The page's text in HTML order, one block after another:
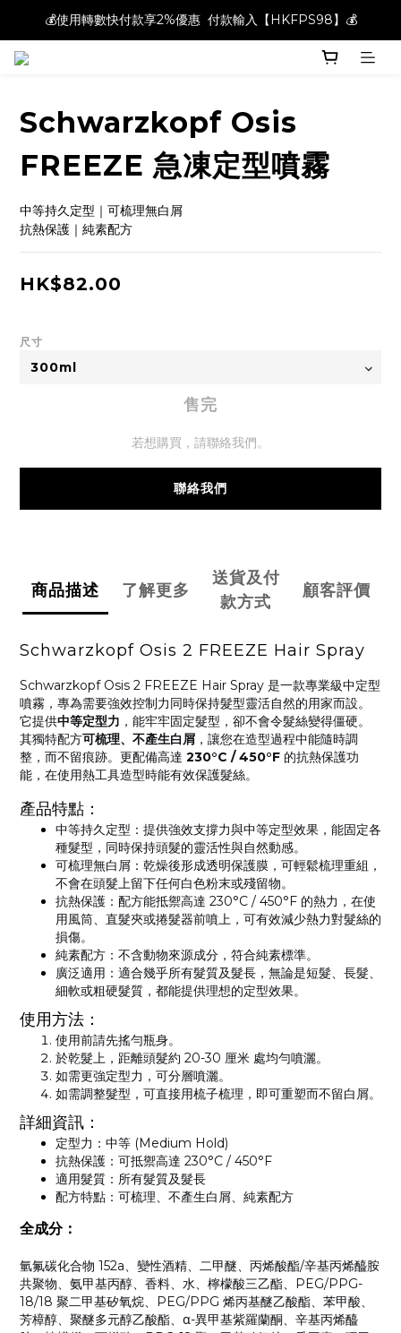
💰使用轉數快付款享2%優惠  付款輸入【HKFPS98】💰
💰使用轉數快付款享2%優惠  付款輸入【HKFPS98】💰
新註冊會員即享$20購物金｜全店滿$400本地免運費📦!
Schwarzkopf Osis
FREEZE 急凍定型噴霧
中等持久定型｜可梳理無白屑
抗熱保護｜純素配方
HK$82.00
尺寸
售完
若想購買，請聯絡我們。
聯絡我們
商品描述 了解更多
送貨及付
款方式
顧客評價
Schwarzkopf Osis 2 FREEZE Hair Spray
Schwarzkopf Osis 2 FREEZE Hair Spray 是一款專業級中定型
噴霧，專為需要強效控制力同時保持髮型靈活自然的用家而設。
它提供中等定型力 ，能牢牢固定髮型，卻不會令髮絲變得僵硬。
其獨特配方可梳理、不產生白屑 ，讓您在造型過程中能隨時調
整，而不留痕跡。更配備高達 230°C / 450°F 的抗熱保護功
能，在使用熱工具造型時能有效保護髮絲。
產品特點：
中等持久定型 ：提供強效支撐力與中等定型效果，能固定各
種髮型，同時保持頭髮的靈活性與自然動感。
可梳理無白屑 ：乾燥後形成透明保護膜，可輕鬆梳理重組，
不會在頭髮上留下任何白色粉末或殘留物。
抗熱保護 ：配方能抵禦高達 230°C / 450°F 的熱力，在使
用風筒、直髮夾或捲髮器前噴上，可有效減少熱力對髮絲的
損傷。
純素配方 ：不含動物來源成分，符合純素標準。
廣泛適用 ：適合幾乎所有髮質及髮長，無論是短髮、長髮、
細軟或粗硬髮質，都能提供理想的定型效果。
使用方法：
使用前請先搖勻瓶身。
於乾髮上，距離頭髮約 20-30 厘米 處均勻噴灑。
如需更強定型力，可分層噴灑。
如需調整髮型，可直接用梳子梳理，即可重塑而不留白屑。
詳細資訊：
定型力 ：中等 (Medium Hold)
抗熱保護 ：可抵禦高達 230°C / 450°F
適用髮質 ：所有髮質及髮長
配方特點 ：可梳理、不產生白屑、純素配方
全成分：
氫氟碳化合物 152a、變性酒精、二甲醚、丙烯酸酯/辛基丙烯醯胺
共聚物、氨甲基丙醇、香料、水、檸檬酸三乙酯、PEG/PPG-
18/18 聚二甲基矽氧烷、PEG/PPG 烯丙基醚乙酸酯、苯甲酸、
芳樟醇、聚醚多元醇乙酸酯、α-異甲基紫羅蘭酮、辛基丙烯醯